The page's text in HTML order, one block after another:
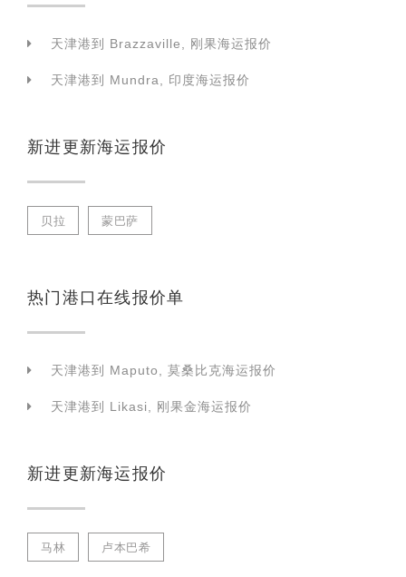
天津港到 Brazzaville, 刚果海运报价
天津港到 Mundra, 印度海运报价
新进更新海运报价
贝拉 蒙巴萨
热门港口在线报价单
天津港到 Maputo, 莫桑比克海运报价
天津港到 Likasi, 刚果金海运报价
新进更新海运报价
马林 卢本巴希